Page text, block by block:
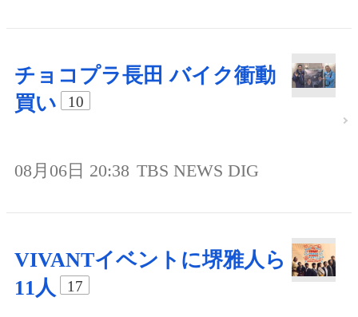
チョコプラ長田 バイク衝動
買い
10
08月06日 20:38 TBS NEWS DIG
VIVANTイベントに堺雅人ら
11人
17